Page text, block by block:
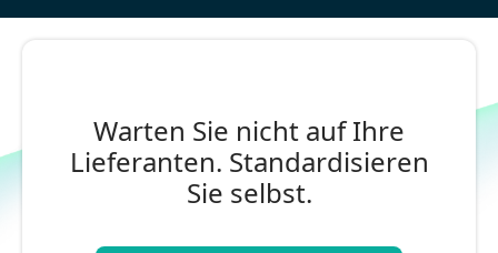
Warten Sie nicht auf Ihre
Lieferanten. Standardisieren
Sie selbst.